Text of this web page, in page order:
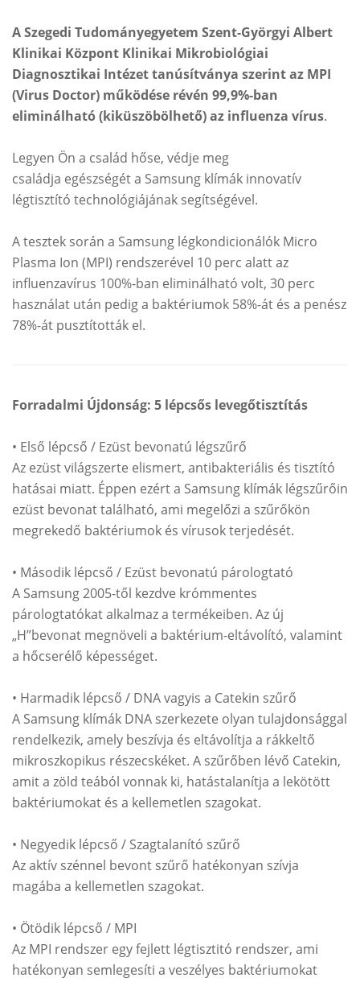
A Szegedi Tudományegyetem Szent-Györgyi Albert
Klinikai Központ Klinikai Mikrobiológiai
Diagnosztikai Intézet tanúsítványa szerint az MPI
(Virus Doctor) működése révén 99,9%-ban
eliminálható (kiküszöbölhető) az influenza vírus.
Legyen Ön a család hőse, védje meg
családja egészségét a Samsung klímák innovatív
légtisztító technológiájának segítségével.
A tesztek során a Samsung légkondicionálók Micro
Plasma Ion (MPI) rendszerével 10 perc alatt az
influenzavírus 100%-ban eliminálható volt, 30 perc
használat után pedig a baktériumok 58%-át és a penész
78%-át pusztították el.
Forradalmi Újdonság: 5 lépcsős levegőtisztítás
• Első lépcső / Ezüst bevonatú légszűrő
Az ezüst világszerte elismert, antibakteriális és tisztító
hatásai miatt. Éppen ezért a Samsung klímák légszűrőin
ezüst bevonat található, ami megelőzi a szűrőkön
megrekedő baktériumok és vírusok terjedését.
• Második lépcső / Ezüst bevonatú párologtató
A Samsung 2005-től kezdve krómmentes
párologtatókat alkalmaz a termékeiben. Az új
„H”bevonat megnöveli a baktérium-eltávolító, valamint
a hőcserélő képességet.
• Harmadik lépcső / DNA vagyis a Catekin szűrő
A Samsung klímák DNA szerkezete olyan tulajdonsággal
rendelkezik, amely beszívja és eltávolítja a rákkeltő
mikroszkopikus részecskéket. A szűrőben lévő Catekin,
amit a zöld teából vonnak ki, hatástalanítja a lekötött
baktériumokat és a kellemetlen szagokat.
• Negyedik lépcső / Szagtalanító szűrő
Az aktív szénnel bevont szűrő hatékonyan szívja
magába a kellemetlen szagokat.
• Ötödik lépcső / MPI
Az MPI rendszer egy fejlett légtisztitó rendszer, ami
hatékonyan semlegesíti a veszélyes baktériumokat